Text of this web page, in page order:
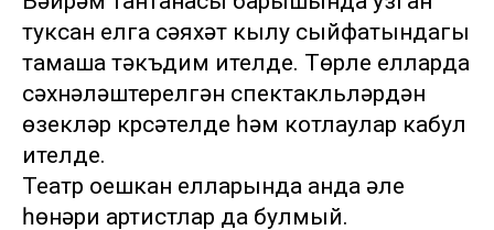
туксан елга сәяхәт кылу сыйфатындагы
тамаша тәкъдим ителде. Төрле елларда
сәхнәләштерелгән спектакльләрдән
өзекләр күрсәтелде һәм котлаулар кабул
ителде.
Театр оешкан елларында анда әле
һөнәри артистлар да булмый.